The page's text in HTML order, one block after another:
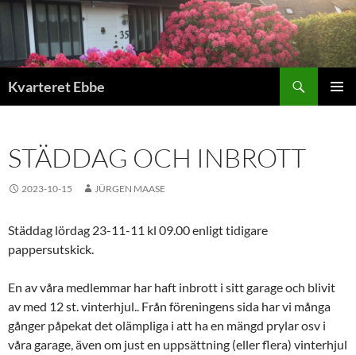
Hoppa
till
innehåll
Kvarteret Ebbe
STÄDDAG OCH INBROTT
2023-10-15 JÜRGEN MAASE
Städdag lördag 23-11-11 kl 09.00 enligt tidigare
pappersutskick.
En av våra medlemmar har haft inbrott i sitt garage och blivit
av med 12 st. vinterhjul.. Från föreningens sida har vi många
gånger påpekat det olämpliga i att ha en mängd prylar osv i
våra garage, även om just en uppsättning (eller flera) vinterhjul